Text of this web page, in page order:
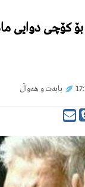
کۆچی دوایی
بابەت و هەواڵ